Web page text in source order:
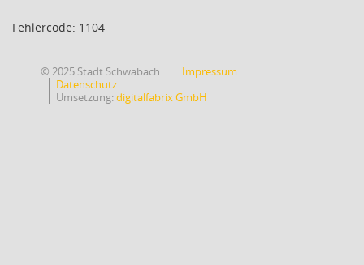
Fehlercode: 1104
© 2025 Stadt Schwabach
Impressum
Datenschutz
Umsetzung:digitalfabrix GmbH